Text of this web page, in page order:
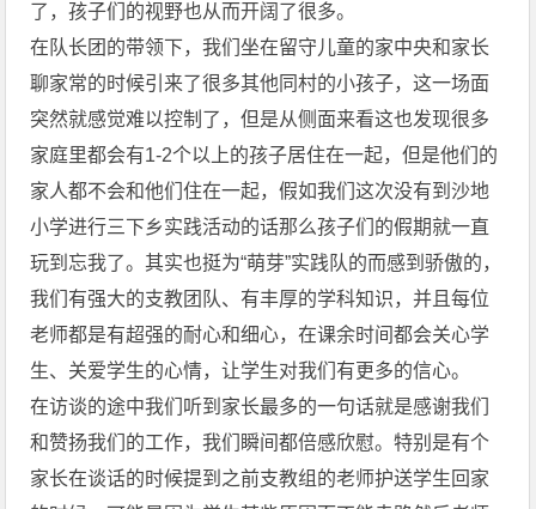
了，孩子们的视野也从而开阔了很多。
在队长团的带领下，我们坐在留守儿童的家中央和家长
聊家常的时候引来了很多其他同村的小孩子，这一场面
突然就感觉难以控制了，但是从侧面来看这也发现很多
家庭里都会有1-2个以上的孩子居住在一起，但是他们的
家人都不会和他们住在一起，假如我们这次没有到沙地
小学进行三下乡实践活动的话那么孩子们的假期就一直
玩到忘我了。其实也挺为“萌芽”实践队的而感到骄傲的，
我们有强大的支教团队、有丰厚的学科知识，并且每位
老师都是有超强的耐心和细心，在课余时间都会关心学
生、关爱学生的心情，让学生对我们有更多的信心。
在访谈的途中我们听到家长最多的一句话就是感谢我们
和赞扬我们的工作，我们瞬间都倍感欣慰。特别是有个
家长在谈话的时候提到之前支教组的老师护送学生回家